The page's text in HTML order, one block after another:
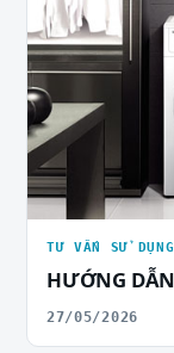
TƯ VẤN SỬ
HƯỚNG
27/05/2026